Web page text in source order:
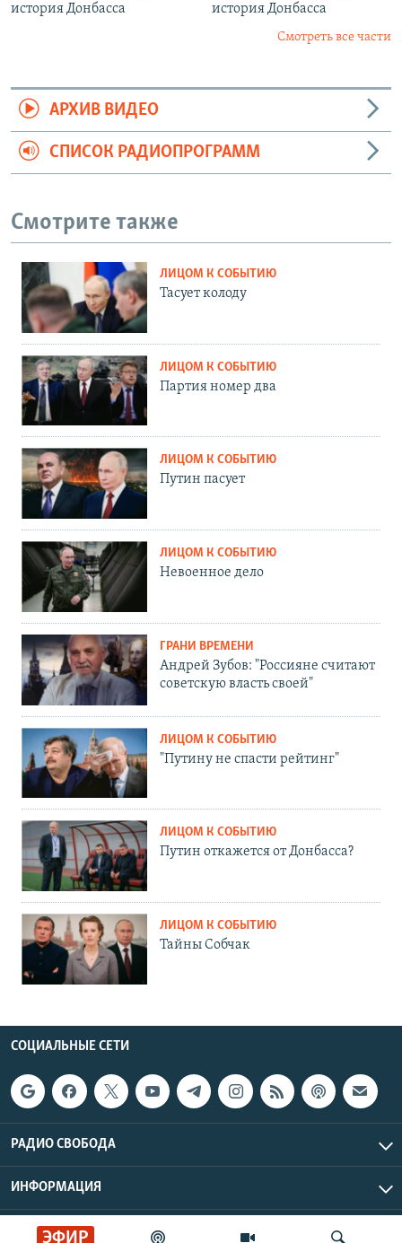
ЭФИР
история Донбасса
история Донбасса
Смотреть все части
АРХИВ ВИДЕО
СПИСОК РАДИОПРОГРАММ
Смотрите также
ЛИЦОМ К СОБЫТИЮ
Тасует колоду
ЛИЦОМ К СОБЫТИЮ
Партия номер два
ЛИЦОМ К СОБЫТИЮ
Путин пасует
ЛИЦОМ К СОБЫТИЮ
Невоенное дело
ГРАНИ ВРЕМЕНИ
Андрей Зубов: "Россияне считают
советскую власть своей"
ЛИЦОМ К СОБЫТИЮ
"Путину не спасти рейтинг"
ЛИЦОМ К СОБЫТИЮ
Путин откажется от Донбасса?
ЛИЦОМ К СОБЫТИЮ
Тайны Собчак
СОЦИАЛЬНЫЕ СЕТИ
РАДИО СВОБОДА
ИНФОРМАЦИЯ
Радио Свобода © 2026 RFE/RL, Inc. | Все права защищены.